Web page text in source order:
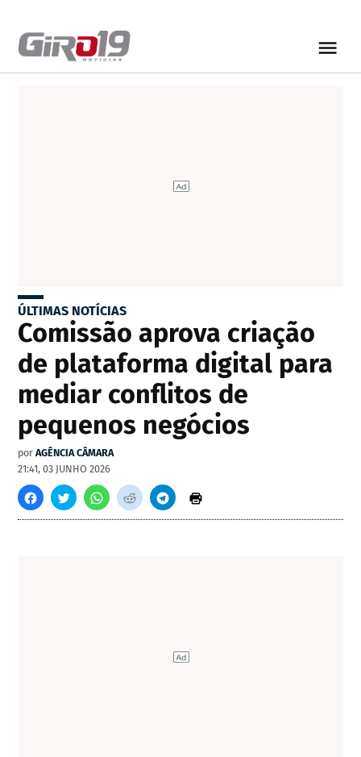
ÚLTIMAS NOTÍCIAS
Comissão aprova criação
de plataforma digital para
mediar conflitos de
pequenos negócios
por AGÊNCIA CÂMARA
21:41, 03 JUNHO 2026